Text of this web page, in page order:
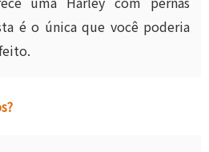
é o única que você poderia